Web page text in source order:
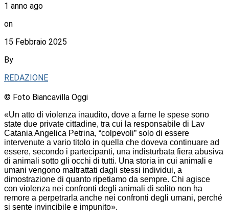
1 anno ago
on
15 Febbraio 2025
By
REDAZIONE
© Foto Biancavilla Oggi
«Un atto di violenza inaudito, dove a farne le spese sono
state due private cittadine, tra cui la responsabile di Lav
Catania Angelica Petrina, “colpevoli” solo di essere
intervenute a vario titolo in quella che doveva continuare ad
essere, secondo i partecipanti, una indisturbata fiera abusiva
di animali sotto gli occhi di tutti. Una storia in cui animali e
umani vengono maltrattati dagli stessi individui, a
dimostrazione di quanto ripetiamo da sempre. Chi agisce
con violenza nei confronti degli animali di solito non ha
remore a perpetrarla anche nei confronti degli umani, perché
si sente invincibile e impunito».